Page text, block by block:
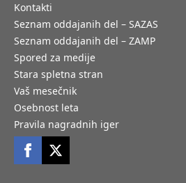
Kontakti
Seznam oddajanih del – SAZAS
Seznam oddajanih del – ZAMP
Spored za medije
Stara spletna stran
Vaš mesečnik
Osebnost leta
Pravila nagradnih iger